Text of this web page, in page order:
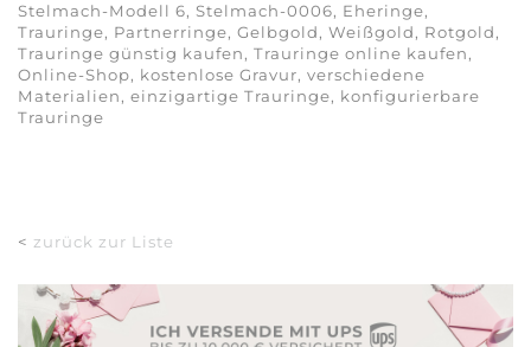
Stelmach-Modell 6, Stelmach-0006, Eheringe,
Trauringe, Partnerringe, Gelbgold, Weißgold, Rotgold,
Trauringe günstig kaufen, Trauringe online kaufen,
Online-Shop, kostenlose Gravur, verschiedene
Materialien, einzigartige Trauringe, konfigurierbare
Trauringe
< zurück zur Liste